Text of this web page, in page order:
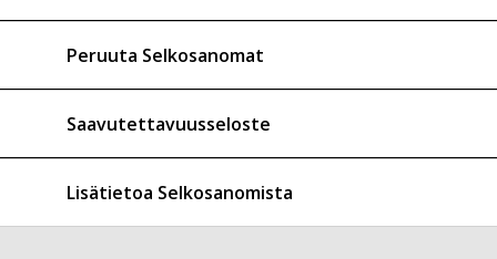
Peruuta Selkosanomat
Saavutettavuusseloste
Lisätietoa Selkosanomista